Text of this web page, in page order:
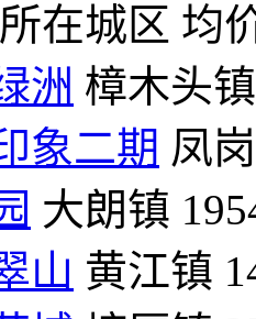
所在城区 均
洲 樟木头镇
象二期 凤
大朗镇
山 黄江镇